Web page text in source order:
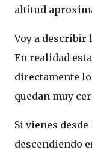
altitud
Voy a describir
En realidad
directamente
quedan muy
Si vienes
descendiendo